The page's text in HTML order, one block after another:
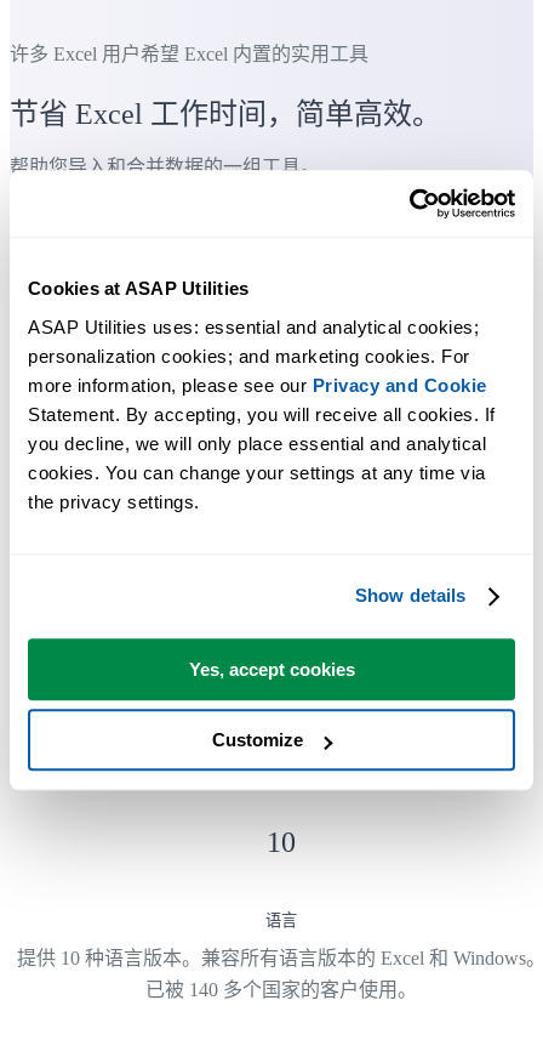
Cookies at ASAP Utilities
ASAP Utilities uses: essential and analytical cookies;
personalization cookies; and marketing cookies. For
more information, please see our Privacy and Cookie
Statement. By accepting, you will receive all cookies. If
you decline, we will only place essential and analytical
cookies. You can change your settings at any time via
the privacy settings.
Show details
Yes, accept cookies
Customize
许多 Excel 用户希望 Excel 内置的实用工具
节省 Excel 工作时间，简单高效。
帮助您导入和合并数据的一组工具。
大多数用户都会先从几个工具开始。 很多用户后来都会每天使
用 ASAP Utilities。
已被超过28,500家组织采用。
10
语言
提供 10 种语言版本。兼容所有语言版本的 Excel 和 Windows
已被 140 多个国家的客户使用。